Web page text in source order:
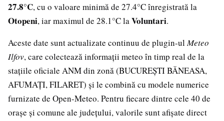
27.8°C, cu o valoare minimă de 27.4°C înregistrată la
Otopeni, iar maximul de 28.1°C laVoluntari.
Aceste date sunt actualizate continuu de plugin-ulMeteo
Ilfov, care colectează informații meteo în timp real de la
stațiile oficiale ANM din zonă (BUCUREȘTI BĂNEASA,
AFUMAȚI, FILARET) și le combină cu modele numerice
furnizate de Open-Meteo. Pentru fiecare dintre cele 40 de
orașe și comune ale județului, valorile sunt afișate direct